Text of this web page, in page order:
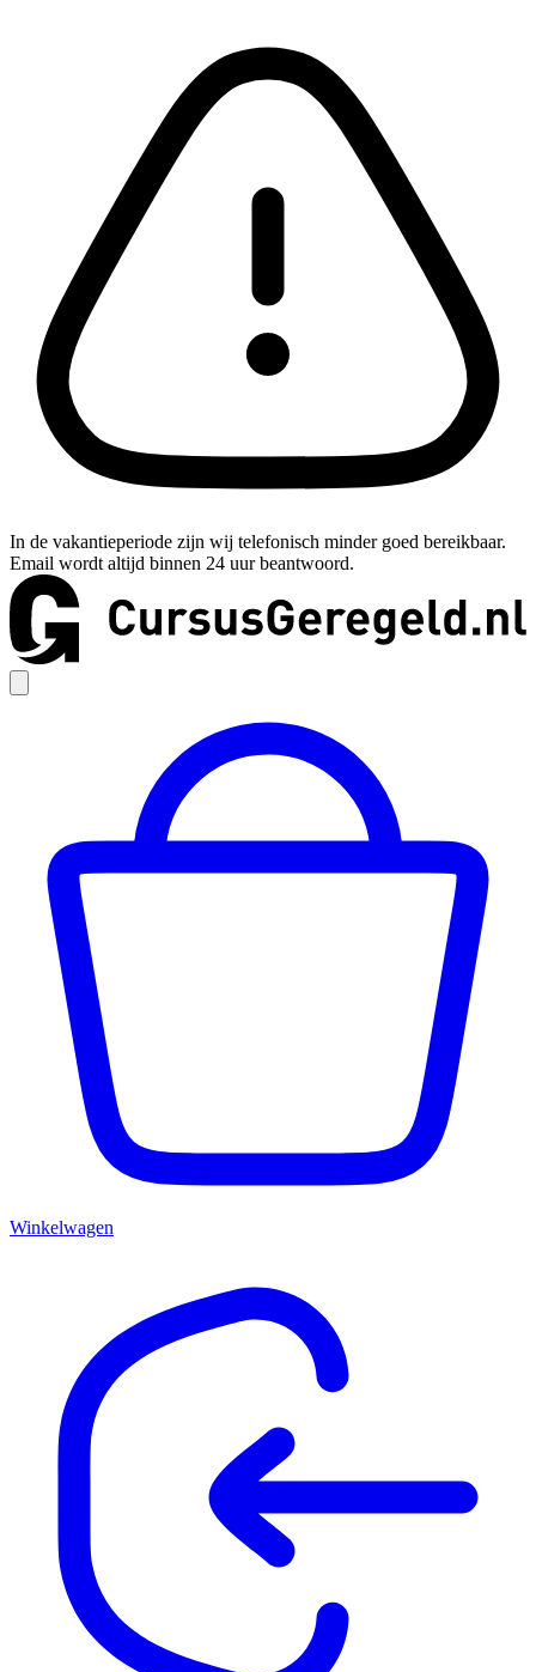
In de vakantieperiode zijn wij telefonisch minder goed bereikbaar.
Email wordt altijd binnen 24 uur beantwoord.
Winkelwagen